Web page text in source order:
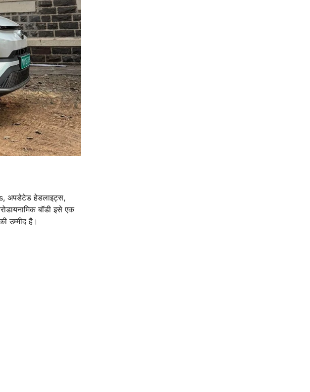
अपडेटेड हेडलाइट्स,
बॉडी इसे एक
उम्मीद है।